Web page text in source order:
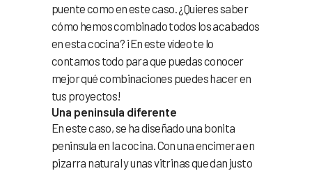
puente como en este caso. ¿Quieres saber
cómo hemos combinado todos los acabados
en esta cocina? ¡En este vídeo te lo
contamos todo para que puedas conocer
mejor qué combinaciones puedes hacer en
tus proyectos!
Una peninsula diferente
En este caso, se ha diseñado una bonita
peninsula en la cocina. Con una encimera en
pizarra natural y unas vitrinas que dan justo